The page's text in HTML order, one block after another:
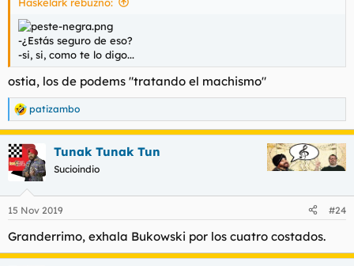
puse a llorar.
En fin, tiempos pasados siempre fueron mejores.
-¿Estás seguro de eso?
-si, si, como te lo digo...
ostia, los de podems "tratando el machismo"
R
e
a
c
c
i
e
:
patizambo
Tunak Tunak Tun
Sucioindio
15 Nov 2019 #24
Granderrimo, exhala Bukowski por los cuatro costados.